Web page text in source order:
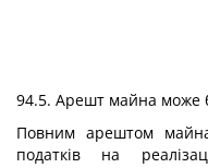
94.5. Арешт майна може
Повним арештом
податків на